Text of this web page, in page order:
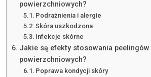
powierzchniowych?
Podrażnienia i alergie
Skóra uszkodzona
Infekcje skórne
Jakie są efekty stosowania peelingów
powierzchniowych?
Poprawa kondycji skóry